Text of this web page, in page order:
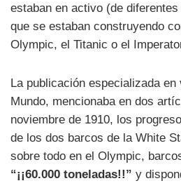
estaban en activo (de
que se estaban construyendo
Olympic, el Titanic o el
La publicación especializada en
Mundo, mencionaba en dos
noviembre de 1910, los
de los dos barcos de la White
sobre todo en el Olympic,
“¡¡60.000 toneladas!!” y